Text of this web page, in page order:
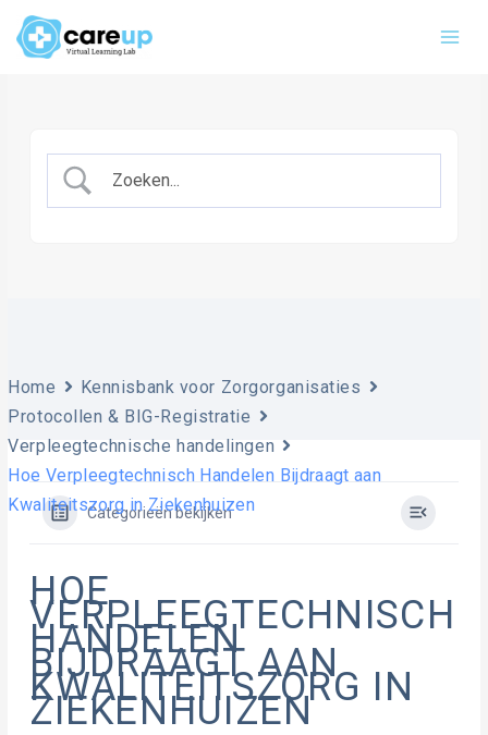
naar
Home
Kennisbank voor Zorgorganisaties
Protocollen & BIG-Registratie
Verpleegtechnische handelingen
Hoe Verpleegtechnisch Handelen Bijdraagt aan
Kwaliteitszorg in Ziekenhuizen
Categorieën bekijken
HOE
VERPLEEGTECHNISCH
HANDELEN
BIJDRAAGT AAN
KWALITEITSZORG IN
ZIEKENHUIZEN